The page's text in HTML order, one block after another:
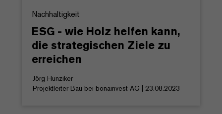
Nachhaltigkeit
ESG - wie Holz helfen kann,
die strategischen Ziele zu
erreichen
Jörg Hunziker
Projektleiter Bau bei bonainvest AG | 23.08.2023